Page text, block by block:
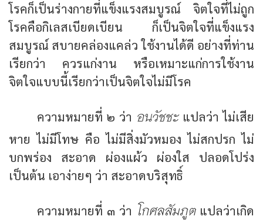
โรคก็เป็นร่างกายที่แข็งแรงสมบูรณ์ จิตใจที่ไม่ถูก
โรคคือกิเลสเบียดเบียน ก็เป็นจิตใจที่แข็งแรง
สมบูรณ์ สบายคล่องแคล่ว ใช้งานได้ดี อย่างที่ท่าน
เรียกว่า ควรแก่งาน หรือเหมาะแก่การใช้งาน
จิตใจแบบนี้เรียกว่าเป็นจิตใจไม่มีโรค
ความหมายที่ ๒ ว่า อนวัชชะแปลว่า ไม่เสีย
หาย ไม่มีโทษ คือ ไม่มีสิ่งมัวหมอง ไม่สกปรก ไม่
บกพร่อง สะอาด ผ่องแผ้ว ผ่องใส ปลอดโปร่ง
เป็นต้น เอาง่ายๆ ว่า สะอาดบริสุทธิ์
ความหมายที่ ๓ ว่า โกศลสัมภูตแปลว่าเกิด